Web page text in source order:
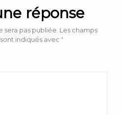
réponse
sera pas publiée. Les champs
indiqués avec *